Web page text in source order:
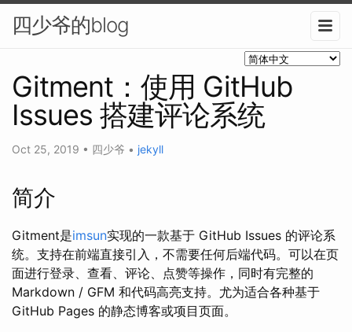
四少爷的blog
Gitment：使用 GitHub
Issues 搭建评论系统
Oct 25, 2019 • 四少爷 • jekyll
简介
Gitment是imsun实现的一款基于 GitHub Issues 的评论系
统。支持在前端直接引入，不需要任何后端代码。可以在页
面进行登录、查看、评论、点赞等操作，同时有完整的
Markdown / GFM 和代码高亮支持。尤为适合各种基于
GitHub Pages 的静态博客或项目页面。